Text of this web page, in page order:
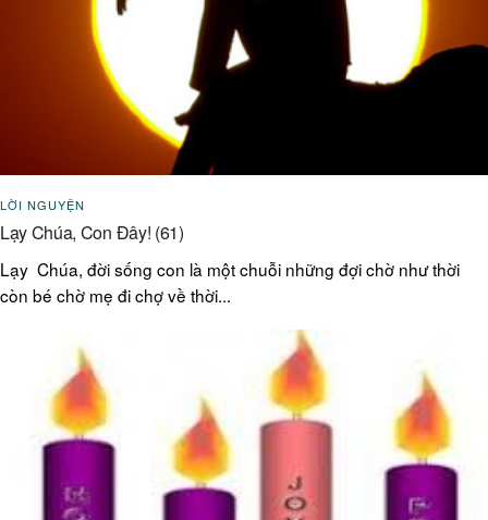
LỜI NGUYỆN
Lạy Chúa, Con Đây! (61)
Lạy Chúa, đời sống con là một chuỗi những đợi chờ như thời
còn bé chờ mẹ đi chợ về thời...